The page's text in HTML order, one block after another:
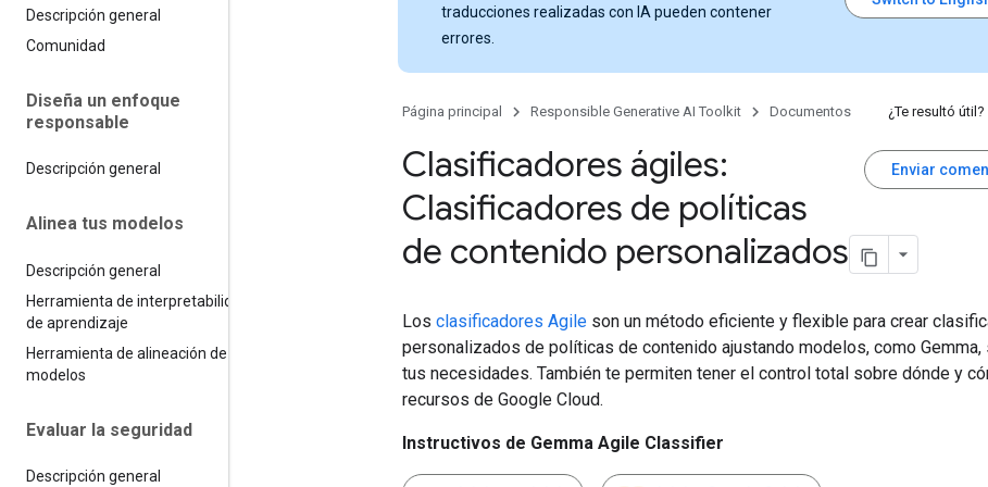
Descripción general
Comunidad
Diseña un enfoque
responsable
Descripción general
Alinea tus modelos
Descripción general
Herramienta de interpretabilidad
de aprendizaje
Herramienta de alineación de
modelos
Evaluar la seguridad
Descripción general
traducciones realizadas con IA pueden contener
errores.
Página principal Responsible Generative AI Toolkit Documentos ¿Te resultó útil?
Enviar
Clasificadores ágiles:
Clasificadores de políticas
de contenido personalizados
Los clasificadores Agile son un método eficiente y flexible para crear
personalizados de políticas de contenido ajustando modelos, como Gemma,
tus necesidades. También te permiten tener el control total sobre dónde y
recursos de Google Cloud.
Instructivos de Gemma Agile Classifier